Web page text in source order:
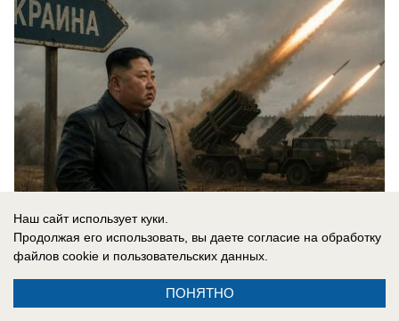
05.08.2026
В России
Новости СВО: удар по логистике в
Наш сайт использует куки.
Продолжая его использовать, вы даете согласие на обработку
файлов cookie и пользовательских данных.
ПОНЯТНО